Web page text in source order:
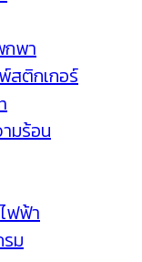
กพา
สติกเกอร์
มร้อน
ฟฟ้า
ม